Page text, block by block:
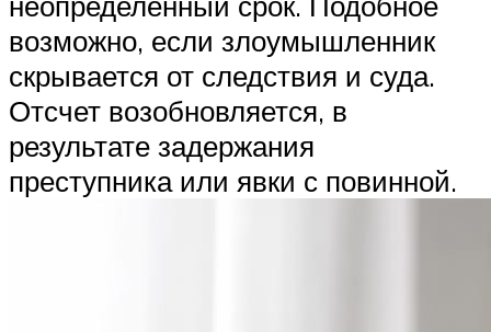
возможно, если злоумышленник
скрывается от следствия и суда.
Отсчет возобновляется, в
результате задержания
преступника или явки с повинной.